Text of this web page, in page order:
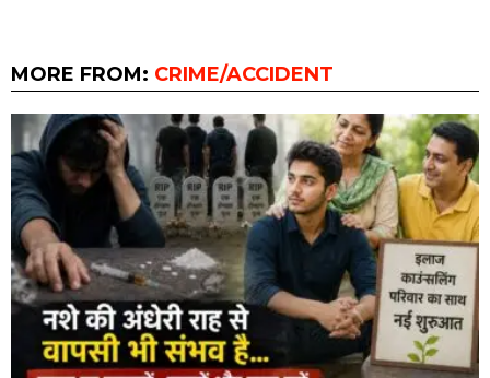
MORE FROM: CRIME/ACCIDENT